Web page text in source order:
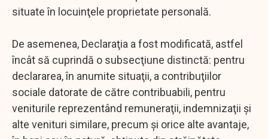
situate în locuinţele proprietate personală.
De asemenea, Declaraţia a fost modificată, astfel
încât să cuprindă o subsecţiune distinctă: pentru
declararea, în anumite situaţii, a contribuţiilor
sociale datorate de către contribuabili, pentru
veniturile reprezentând remuneraţii, indemnizaţii şi
alte venituri similare, precum şi orice alte avantaje,